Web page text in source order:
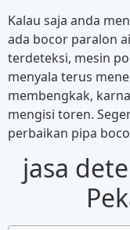
Kalau saja anda
ada bocor paralon
terdeteksi, mesin
menyala terus
membengkak,
mengisi toren.
perbaikan pipa
jasa